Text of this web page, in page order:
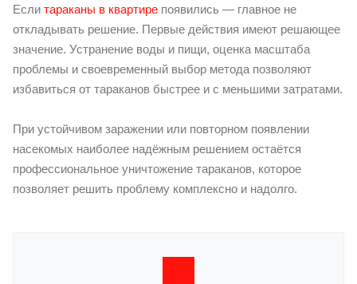
Если тараканы в квартире появились — главное не
откладывать решение. Первые действия имеют решающее
значение. Устранение воды и пищи, оценка масштаба
проблемы и своевременный выбор метода позволяют
избавиться от тараканов быстрее и с меньшими затратами.
При устойчивом заражении или повторном появлении
насекомых наиболее надёжным решением остаётся
профессиональное уничтожение тараканов, которое
позволяет решить проблему комплексно и надолго.